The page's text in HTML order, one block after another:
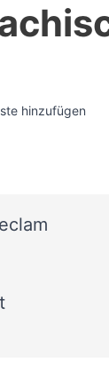
hinzufügen